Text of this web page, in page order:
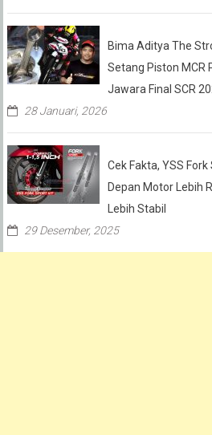
Bima Aditya The
Setang Piston MCR
Jawara Final SCR
28 Januari, 2026
Cek Fakta, YSS
Depan Motor Lebih
Lebih Stabil
29 Desember, 2025